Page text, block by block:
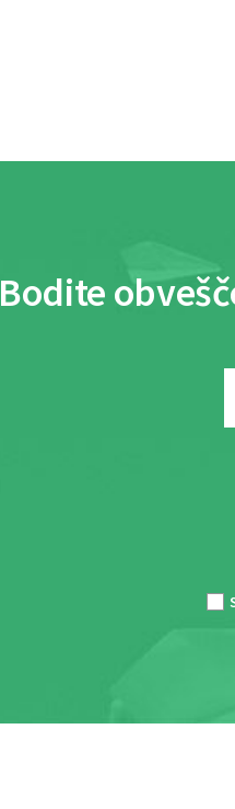
Bodite